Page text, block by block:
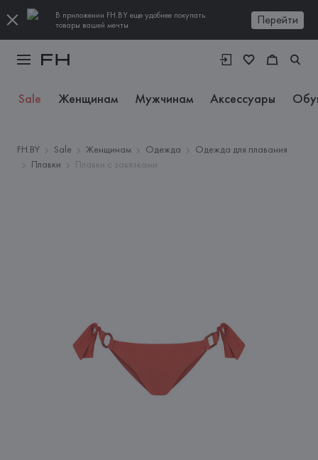
В приложении FH.BY еще удобнее покупать
товары вашей мечты
Перейти
Sale Женщинам Мужчинам Аксессуары
FH.BY Sale Женщинам Одежда
Одежда для плавания
Плавки
Плавки с завязками